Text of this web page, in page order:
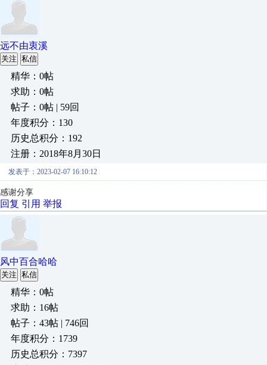
远不由衷溪
关注 私信
精华：0帖
求助：0帖
帖子：0帖 | 59回
年度积分：130
历史总积分：192
注册：2018年8月30日
发表于：2023-02-07 16:10:12
感谢分享
回复 引用 举报
风中百合哈哈
关注 私信
精华：0帖
求助：16帖
帖子：43帖 | 746回
年度积分：1739
历史总积分：7397